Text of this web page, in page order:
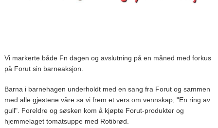
Vi markerte både Fn dagen og avslutning på en måned med forkus
på Forut sin barneaksjon.
Barna i barnehagen underholdt med en sang fra Forut og sammen
med alle gjestene våre sa vi frem et vers om vennskap; "En ring av
gull". Foreldre og søsken kom å kjøpte Forut-produkter og
hjemmelaget tomatsuppe med Rotibrød.